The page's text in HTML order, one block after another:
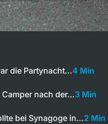
die Partynacht…4 Min
nach der…3 Min
bei Synagoge in…2 Min